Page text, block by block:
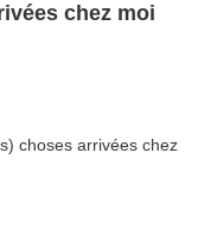
chez moi